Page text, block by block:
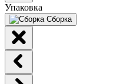
Упаковка
Сборка